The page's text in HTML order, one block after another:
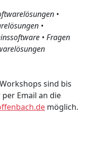
•
•
• Fragen
sind bis
Email an die
möglich.